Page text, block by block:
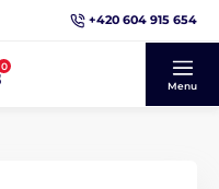
+420 604 915 654
0
Menu